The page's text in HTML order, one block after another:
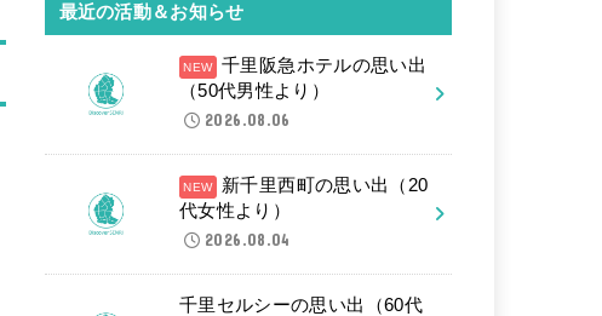
最近の活動＆お知らせ
千里阪急ホテルの思い出
（50代男性より）
2026.08.06
新千里西町の思い出（20
代女性より）
2026.08.04
千里セルシーの思い出（60代